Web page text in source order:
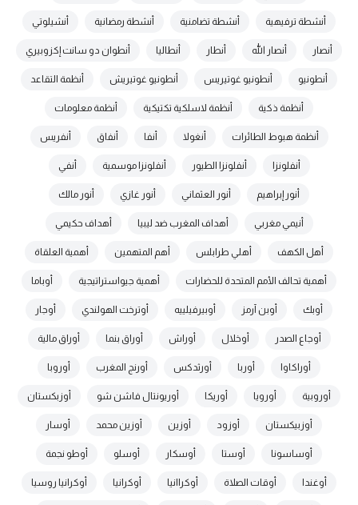
أنشطة ترفيهية أنشطة تضامنية أنشطة رمضانية أنشيلوتي
أنصار أنصار الله أنطار أنطاليا أنطوان دو سانت إكزوبيري
أنطونيو أنطونيو غوتيريس أنطونيو غوتيريش أنظمة التقاعد
أنظمة ذكية أنظمة لاسلكية تكتيكية أنظمة معلومات
أنظمة هبوط الطائرات أنغولا أنفا أنفاق أنفريس
أنفلونزا أنفلونزا الطيور أنفلونزا موسمية أنفي
أنور إبراهيم أنور العثماني أنور غازي أنور مالك
أنيمي مغربي أهداف المغرب ضد ليبيا أهداف حكيمي
أهل الكهف أهلي طرابلس أهم المتهمين أهمية العلقاة
أهمية تحالف الأمم المتحدة للحضارات أهمية جيواستراتيجية أوباما
أوبك أوبن آرمز أوبيرفيلييه أوترخت الهولندي أوجار
أوجاع الصدر أوخلال أوراش أوراق بنما أوراق مالية
أوراكاوا أوربا أورثدكس أورنج المغرب أوروبا
أوروبية أورويا أوريكا أوريونتال فاشن شو أوزبكستان
أوزبيكستان أوزود أوزين أوزين محمد أوسار
أوساسونا أوستا أوسكار أوسلو أوطو نجمة
أوغندا أوقات الصلاة أوكراانيا أوكرانيا أوكرانيا روسيا